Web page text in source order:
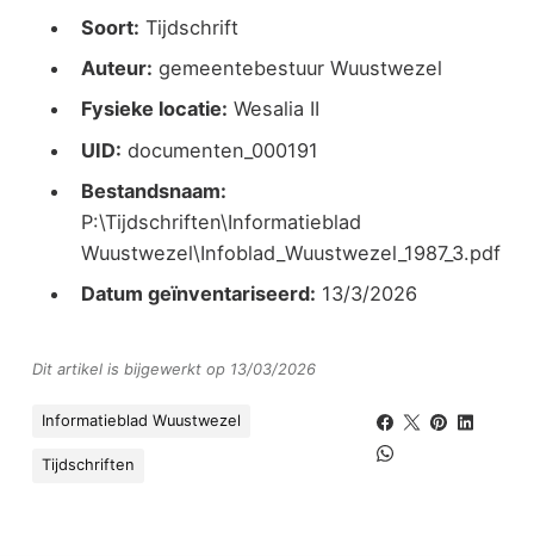
Soort: Tijdschrift
Auteur: gemeentebestuur Wuustwezel
Fysieke locatie: Wesalia II
UID: documenten_000191
Bestandsnaam:
P:\Tijdschriften\Informatieblad
Wuustwezel\Infoblad_Wuustwezel_1987_3.pdf
Datum geïnventariseerd: 13/3/2026
Dit artikel is bijgewerkt op 13/03/2026
Informatieblad Wuustwezel
Tijdschriften